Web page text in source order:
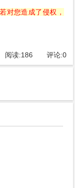
对您造成了侵权，
阅读:186 评论:0